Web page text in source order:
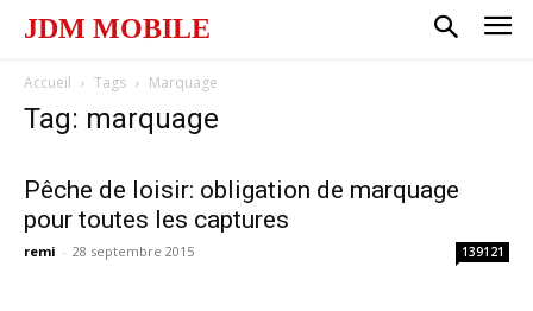
JDM MOBILE
Accueil Tags Marquage
Tag: marquage
Pêche de loisir: obligation de marquage
pour toutes les captures
remi - 28 septembre 2015 139121